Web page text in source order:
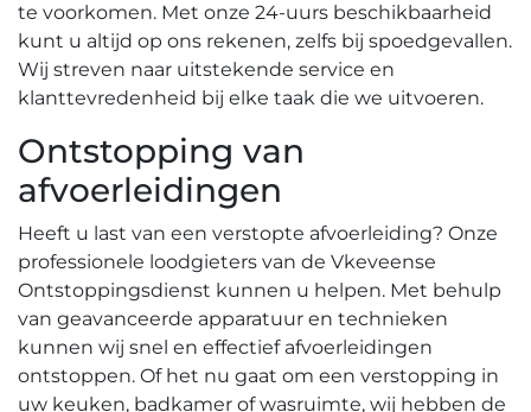
te voorkomen. Met onze 24-uurs beschikbaarheid
kunt u altijd op ons rekenen, zelfs bij spoedgevallen.​
Wij streven naar uitstekende service en
klanttevredenheid bij elke taak die we uitvoeren.
Ontstopping van
afvoerleidingen
Heeft u last van een verstopte afvoerleiding?​ Onze
professionele loodgieters van de Vkeveense
Ontstoppingsdienst kunnen u helpen.​ Met behulp
van geavanceerde apparatuur en technieken
kunnen wij snel en effectief afvoerleidingen
ontstoppen.​ Of het nu gaat om een verstopping in
uw keuken, badkamer of wasruimte, wij hebben de